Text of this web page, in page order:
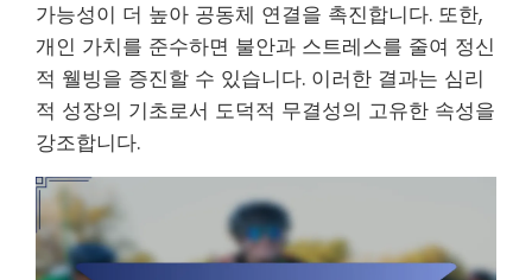
가능성이 더 높아 공동체 연결을 촉진합니다. 또한,
개인 가치를 준수하면 불안과 스트레스를 줄여 정신
적 웰빙을 증진할 수 있습니다. 이러한 결과는 심리
적 성장의 기초로서 도덕적 무결성의 고유한 속성을
강조합니다.